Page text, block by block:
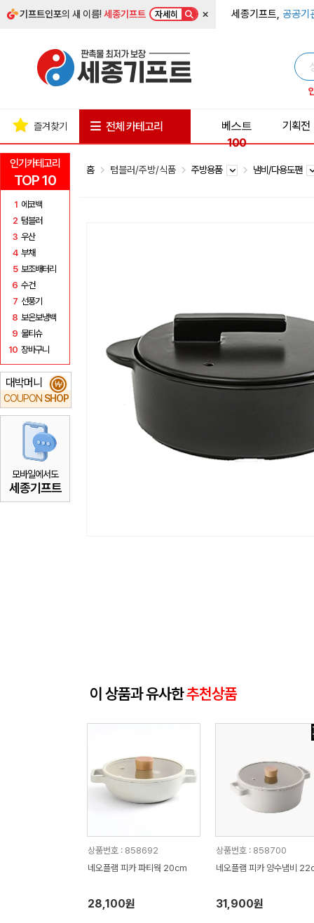
기프트인포의 새 이름!세종기프트 자세히 × 세종기프트, 공공기
인기카테고리
TOP 10
1 에코백
2 텀블러
3 우산
4 부채
5 보조배터리
6 수건
7 선풍기
8 보온보냉백
9 물티슈
10 장바구니
대박머니
COUPON SHOP
₩
모바일에서도
세종기프트
즐겨찾기 전체 카테고리
베스트
100
기획전
홈 텀블러/주방/식품 주방용품 냄비/다용도팬
이 상품과 유사한추천상품
상품번호 : 858692
네오플램 피카 파티웍 20cm
28,100원
상품번호 : 858700
네오플램 피카 양수냄비
31,900원